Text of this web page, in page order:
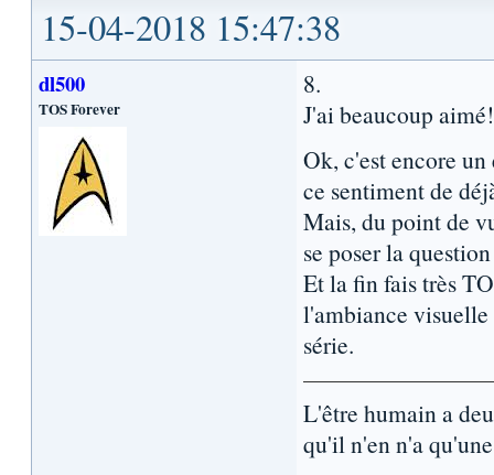
15-04-2018 15:47:38
dl500
TOS Forever
8.
J'ai beaucoup aimé!
Ok, c'est encore
ce sentiment de
Mais, du point de
se poser la
Et la fin fais très
l'ambiance
série.
L'être humain a
qu'il n'en n'a